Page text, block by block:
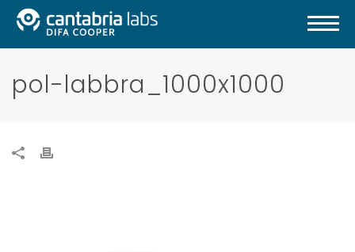
pol-labbra_1000x1000